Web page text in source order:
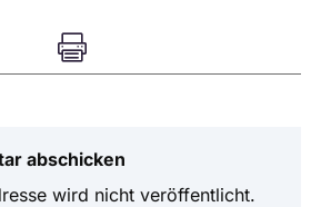

abschicken
wird nicht veröffentlicht.